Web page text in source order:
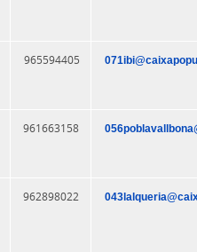
965594405
961663158
962898022